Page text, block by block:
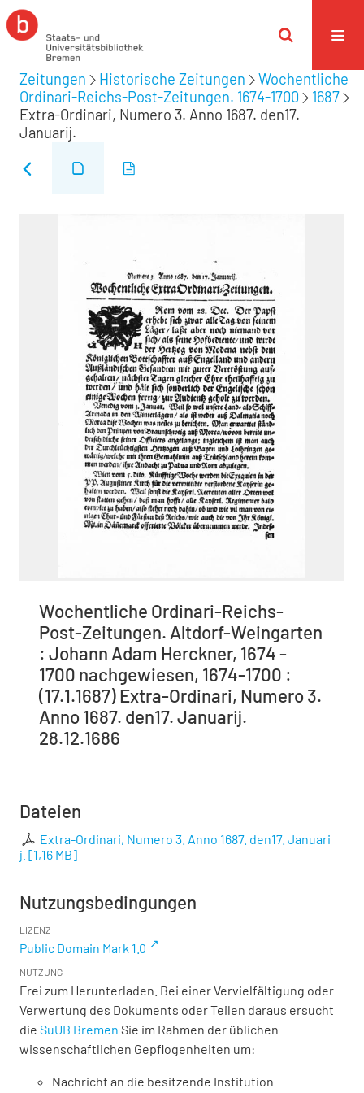
Zeitungen Historische Zeitungen
Wochentliche
Ordinari-Reichs-Post-Zeitungen. 1674-1700
1687
Extra-Ordinari, Numero 3. Anno 1687. den17.
Januarij.
Wochentliche Ordinari-Reichs-
Post-Zeitungen. Altdorf-Weingarten
: Johann Adam Herckner, 1674 -
1700 nachgewiesen, 1674-1700 :
(17.1.1687) Extra-Ordinari, Numero 3.
Anno 1687. den17. Januarij.
28.12.1686
Dateien
Extra-Ordinari, Numero 3. Anno 1687. den17. Januari
j. [1,16 MB]
Nutzungsbedingungen
LIZENZ
Public Domain Mark 1.0
NUTZUNG
Frei zum Herunterladen. Bei einer Vervielfältigung oder
Verwertung des Dokuments oder Teilen daraus ersucht
die SuUB Bremen Sie im Rahmen der üblichen
wissenschaftlichen Gepflogenheiten um:
Nachricht an die besitzende Institution